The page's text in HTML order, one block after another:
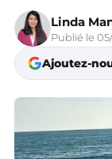
Linda
Publié le
Ajoutez-